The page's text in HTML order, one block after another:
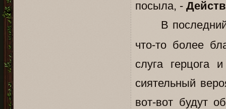
посыла, -
В
что-то более
слуга герцога
сиятельный
вот-вот будут